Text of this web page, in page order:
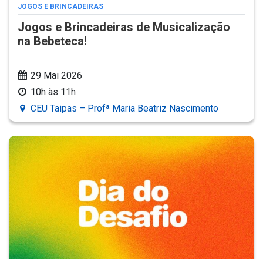
JOGOS E BRINCADEIRAS
Jogos e Brincadeiras de Musicalização
na Bebeteca!
29 Mai 2026
10h às 11h
CEU Taipas – Profª Maria Beatriz Nascimento